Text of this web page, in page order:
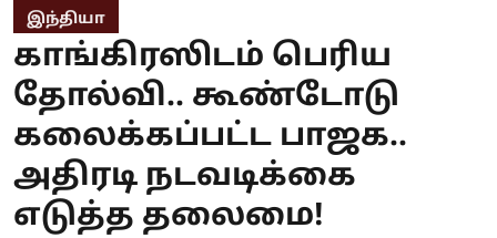
இந்தியா
காங்கிரஸிடம் பெரிய
தோல்வி.. கூண்டோடு
கலைக்கப்பட்ட பாஜக..
அதிரடி நடவடிக்கை
எடுத்த தலைமை!